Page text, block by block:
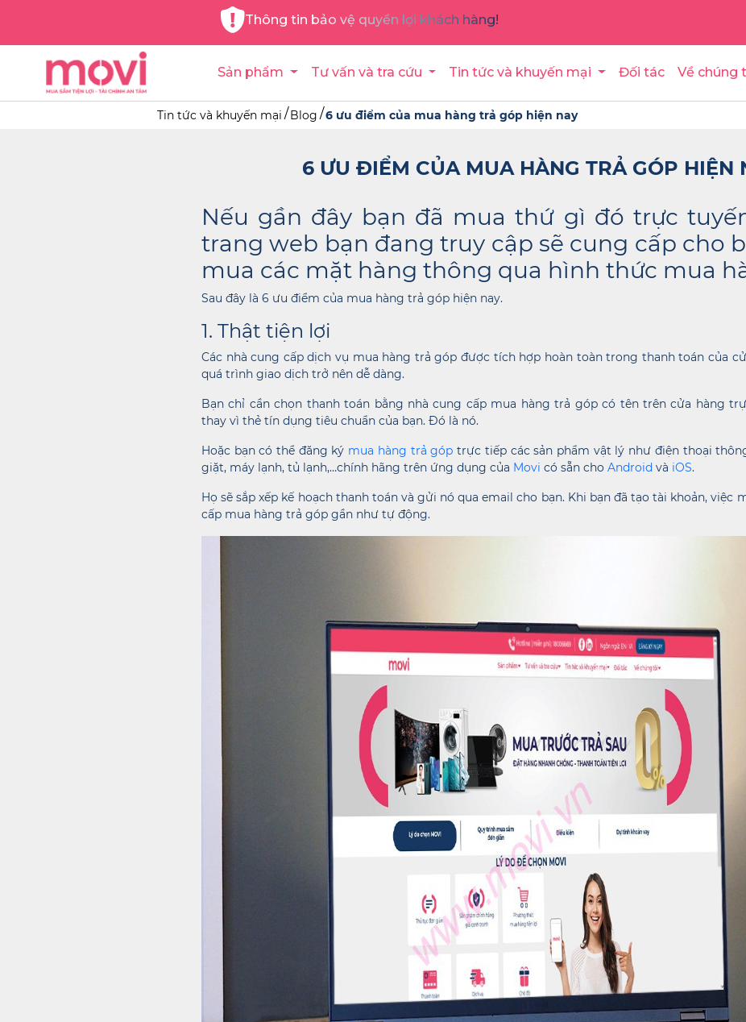
Thông tin bảo vệ quyền lợi khách hàng!
Sản phẩm Tư vấn và tra cứu Tin tức và khuyến mại Đối tác Về chúng
Tin tức và khuyến mại Blog 6 ưu điểm của mua hàng trả góp hiện nay
6 ƯU ĐIỂM CỦA MUA HÀNG TRẢ GÓP HIỆN
Nếu gần đây bạn đã mua thứ gì đó trực
trang web bạn đang truy cập sẽ cung cấp cho
mua các mặt hàng thông qua hình thức mua
Sau đây là 6 ưu điểm của mua hàng trả góp hiện nay.
1. Thật tiện lợi
Các nhà cung cấp dịch vụ mua hàng trả góp được tích hợp hoàn toàn trong thanh toán của
quá trình giao dịch trở nên dễ dàng.
Bạn chỉ cần chọn thanh toán bằng nhà cung cấp mua hàng trả góp có tên trên cửa hàng
thay vì thẻ tín dụng tiêu chuẩn của bạn. Đó là nó.
Hoặc bạn có thể đăng ký mua hàng trả góp trực tiếp các sản phẩm vật lý như điện thoại
giặt, máy lạnh, tủ lạnh,…chính hãng trên ứng dụng của Movi có sẵn cho Androidvà iOS.
Họ sẽ sắp xếp kế hoạch thanh toán và gửi nó qua email cho bạn. Khi bạn đã tạo tài khoản, việc
cấp mua hàng trả góp gần như tự động.